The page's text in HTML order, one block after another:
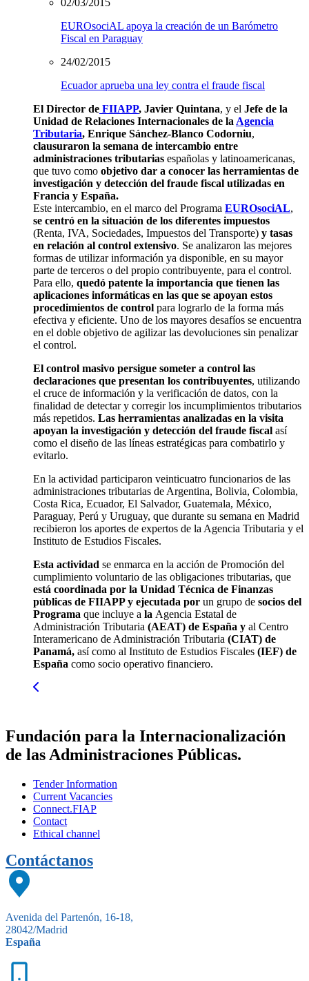
02/03/2015
EUROsociAL apoya la creación de un Barómetro
Fiscal en Paraguay
24/02/2015
Ecuador aprueba una ley contra el fraude fiscal
El Director de FIIAPP, Javier Quintana, y el Jefe de la
Unidad de Relaciones Internacionales de la Agencia
Tributaria, Enrique Sánchez-Blanco Codorniu,
clausuraron la semana de intercambio entre
administraciones tributarias españolas y latinoamericanas,
que tuvo como objetivo dar a conocer las herramientas de
investigación y detección del fraude fiscal utilizadas en
Francia y España.
Este intercambio, en el marco del Programa EUROsociAL,
se centró en la situación de los diferentes impuestos
(Renta, IVA, Sociedades, Impuestos del Transporte) y tasas
en relación al control extensivo. Se analizaron las mejores
formas de utilizar información ya disponible, en su mayor
parte de terceros o del propio contribuyente, para el control.
Para ello, quedó patente la importancia que tienen las
aplicaciones informáticas en las que se apoyan estos
procedimientos de control para lograrlo de la forma más
efectiva y eficiente. Uno de los mayores desafíos se encuentra
en el doble objetivo de agilizar las devoluciones sin penalizar
el control.
El control masivo persigue someter a control las
declaraciones que presentan los contribuyentes, utilizando
el cruce de información y la verificación de datos, con la
finalidad de detectar y corregir los incumplimientos tributarios
más repetidos. Las herramientas analizadas en la visita
apoyan la investigación y detección del fraude fiscal así
como el diseño de las líneas estratégicas para combatirlo y
evitarlo.
En la actividad participaron veinticuatro funcionarios de las
administraciones tributarias de Argentina, Bolivia, Colombia,
Costa Rica, Ecuador, El Salvador, Guatemala, México,
Paraguay, Perú y Uruguay, que durante su semana en Madrid
recibieron los aportes de expertos de la Agencia Tributaria y el
Instituto de Estudios Fiscales.
Esta actividad se enmarca en la acción de Promoción del
cumplimiento voluntario de las obligaciones tributarias, que
está coordinada por la Unidad Técnica de Finanzas
públicas de FIIAPP y ejecutada por un grupo de socios del
Programa que incluye a la Agencia Estatal de
Administración Tributaria (AEAT) de España y al Centro
Interamericano de Administración Tributaria (CIAT) de
Panamá, así como al Instituto de Estudios Fiscales (IEF) de
España como socio operativo financiero.
Fundación para la Internacionalización
de las Administraciones Públicas.
Tender Information
Current Vacancies
Connect.FIAP
Contact
Ethical channel
Contáctanos
Avenida del Partenón, 16-18,
28042/Madrid
España